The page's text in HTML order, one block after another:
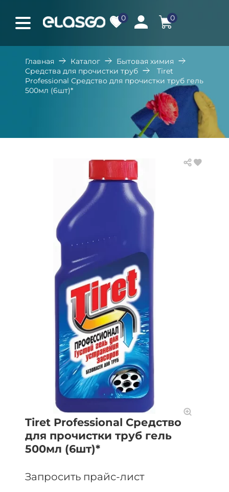
0 0
Главная Каталог
Бытовая химия
Средства для прочистки труб
Tiret
Professional Средство для прочистки труб гель
500мл (6шт)*
Tiret Professional Средство
для прочистки труб гель
500мл (6шт)*
Запросить прайс-лист